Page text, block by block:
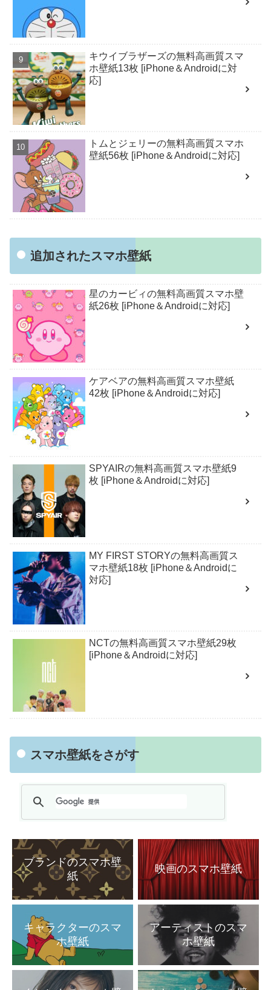
キウイブラザーズの無料高画質スマ
ホ壁紙13枚 [iPhone＆Androidに対
応]
トムとジェリーの無料高画質スマホ
壁紙56枚 [iPhone＆Androidに対応]
追加されたスマホ壁紙
星のカービィの無料高画質スマホ壁
紙26枚 [iPhone＆Androidに対応]
ケアベアの無料高画質スマホ壁紙
42枚 [iPhone＆Androidに対応]
SPYAIRの無料高画質スマホ壁紙9
枚 [iPhone＆Androidに対応]
MY FIRST STORYの無料高画質ス
マホ壁紙18枚 [iPhone＆Androidに
対応]
NCTの無料高画質スマホ壁紙29枚
[iPhone＆Androidに対応]
スマホ壁紙をさがす
ブランドのスマホ壁
紙
映画のスマホ壁紙
キャラクターのスマ
ホ壁紙
アーティストのスマ
ホ壁紙